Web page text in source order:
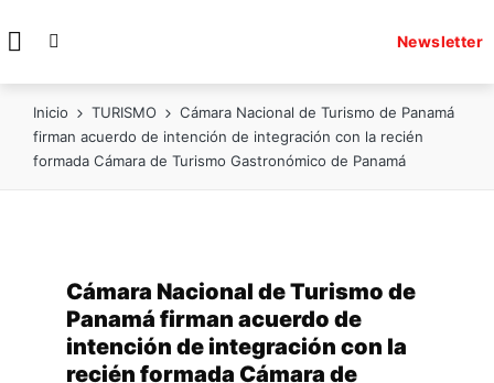
Newsletter
Inicio TURISMO
Cámara Nacional de Turismo de Panamá
firman acuerdo de intención de integración con la recién
formada Cámara de Turismo Gastronómico de Panamá
Cámara Nacional de Turismo de
Panamá firman acuerdo de
intención de integración con la
recién formada Cámara de